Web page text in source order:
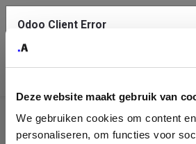
Deze website maakt gebruik van
We gebruiken cookies om content
personaliseren, om functies voor
Company
Odoo Client Error
service.